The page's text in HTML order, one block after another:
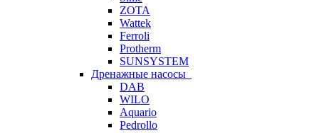
ZOTA
Wattek
Ferroli
Protherm
SUNSYSTEM
Дренажные насосы
DAB
WILO
Aquario
Pedrollo